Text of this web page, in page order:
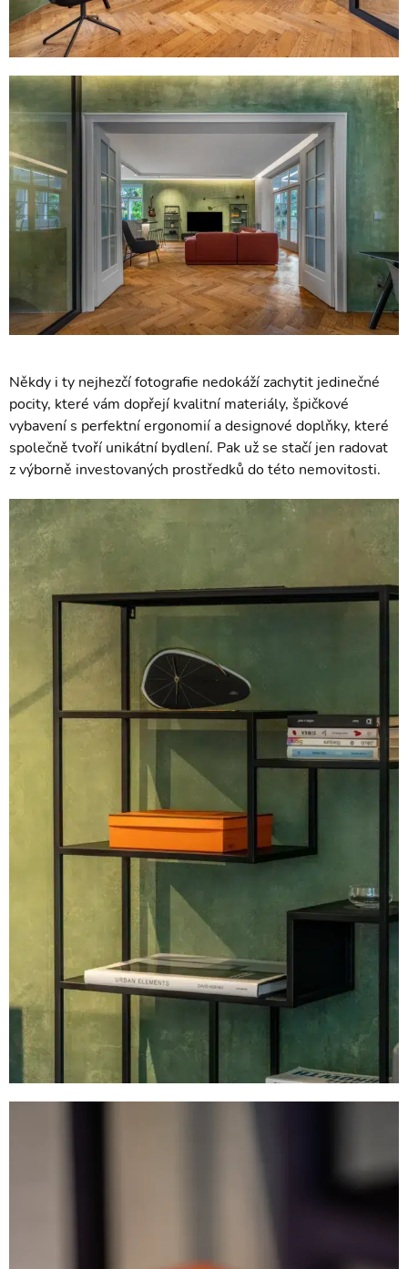
Někdy i ty nejhezčí fotografie nedokáží zachytit jedinečné
pocity, které vám dopřejí kvalitní materiály, špičkové
vybavení s perfektní ergonomií a designové doplňky, které
společně tvoří unikátní bydlení. Pak už se stačí jen radovat
z výborně investovaných prostředků do této nemovitosti.